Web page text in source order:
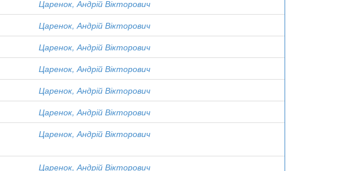
Царенок, Андрій Вікторович
Царенок, Андрій Вікторович
Царенок, Андрій Вікторович
Царенок, Андрій Вікторович
Царенок, Андрій Вікторович
Царенок, Андрій Вікторович
Царенок, Андрій Вікторович
Царенок, Андрій Вікторович